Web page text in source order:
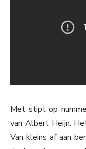
Met stipt op
van Albert Heijn:
Van kleins af aan